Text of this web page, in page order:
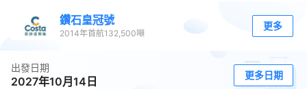
鑽石皇冠號
2014年首航132,500噸
更多
出發日期
2027年10月14日 更多日期